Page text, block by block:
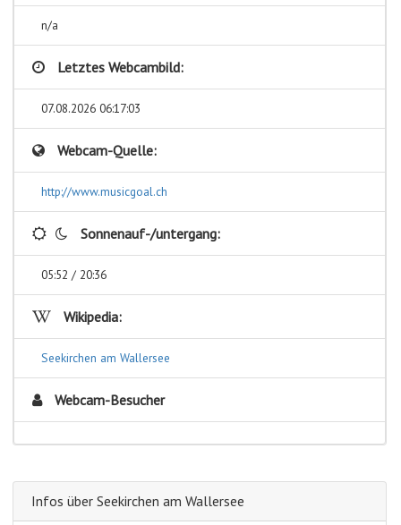
n/a
Letztes Webcambild:
07.08.2026 06:17:03
Webcam-Quelle:
http://www.musicgoal.ch
Sonnenauf-/untergang:
05:52 / 20:36
Wikipedia:
Seekirchen am Wallersee
Webcam-Besucher
Infos über Seekirchen am Wallersee